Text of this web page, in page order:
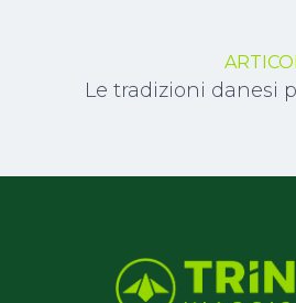
Le tradizioni danesi